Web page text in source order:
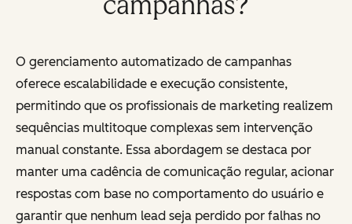
O gerenciamento automatizado de campanhas
oferece escalabilidade e execução consistente,
permitindo que os profissionais de marketing realizem
sequências multitoque complexas sem intervenção
manual constante. Essa abordagem se destaca por
manter uma cadência de comunicação regular, acionar
respostas com base no comportamento do usuário e
garantir que nenhum lead seja perdido por falhas no